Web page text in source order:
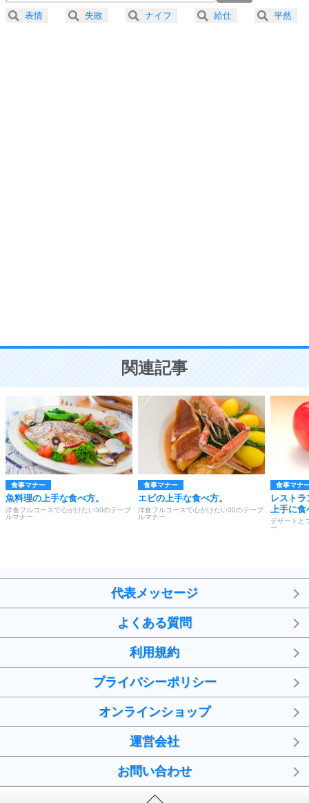
プラス思考
ことが大切。
2.5倍速 （188KB 47秒）
3.0倍速 （156KB 39秒）
表情 失敗 ナイフ 給仕 平然
関連記事
食事マナー
魚料理の上手な食べ方。
洋食フルコースで心がけたい30のテーブ
ルマナー
食事マナー
エビの上手な食べ方。
洋食フルコースで心がけたい30のテーブ
ルマナー
食事マナ
レスト
上手に食
デザートと
ー
代表メッセージ
よくある質問
利用規約
プライバシーポリシー
オンラインショップ
運営会社
お問い合わせ